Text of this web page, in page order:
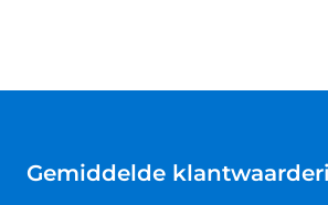
Gemiddelde